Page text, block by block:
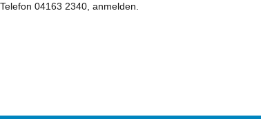
04163 2340, anmelden.